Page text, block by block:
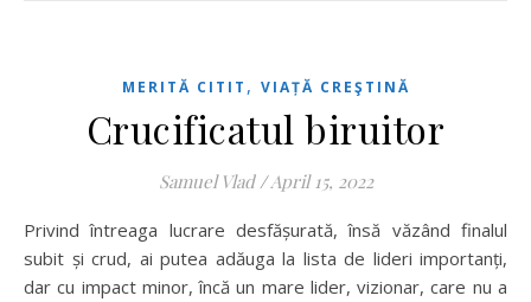
MERITĂ CITIT , VIAȚĂ CREŞTINĂ
Crucificatul biruitor
Samuel Vlad /April 15, 2022
Privind întreaga lucrare desfășurată, însă văzând finalul
subit și crud, ai putea adăuga la lista de lideri importanți,
dar cu impact minor, încă un mare lider, vizionar, care nu a